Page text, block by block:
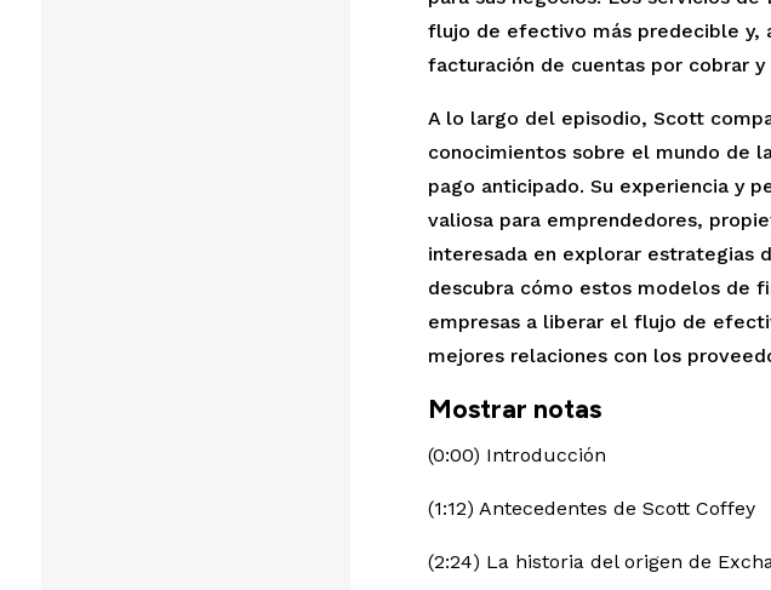
flujo de efectivo más predecible y,
facturación de cuentas por cobrar
A lo largo del episodio, Scott
conocimientos sobre el mundo de
pago anticipado. Su experiencia y
valiosa para emprendedores,
interesada en explorar estrategias
descubra cómo estos modelos de
empresas a liberar el flujo de
mejores relaciones con los
Mostrar notas
(0:00) Introducción
(1:12) Antecedentes de Scott Coffey
(2:24) La historia del origen de